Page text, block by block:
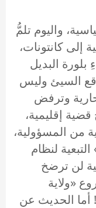
واليوم تلمُّ
إلى كانتونات،
البديل
السيئ وليس
وترفض
إقليمية،
من المسؤولية،
لنظام
لن ترضخ
«ولاية
الفقيه» المذهبي في القرن الـ21! أما الحديث عن